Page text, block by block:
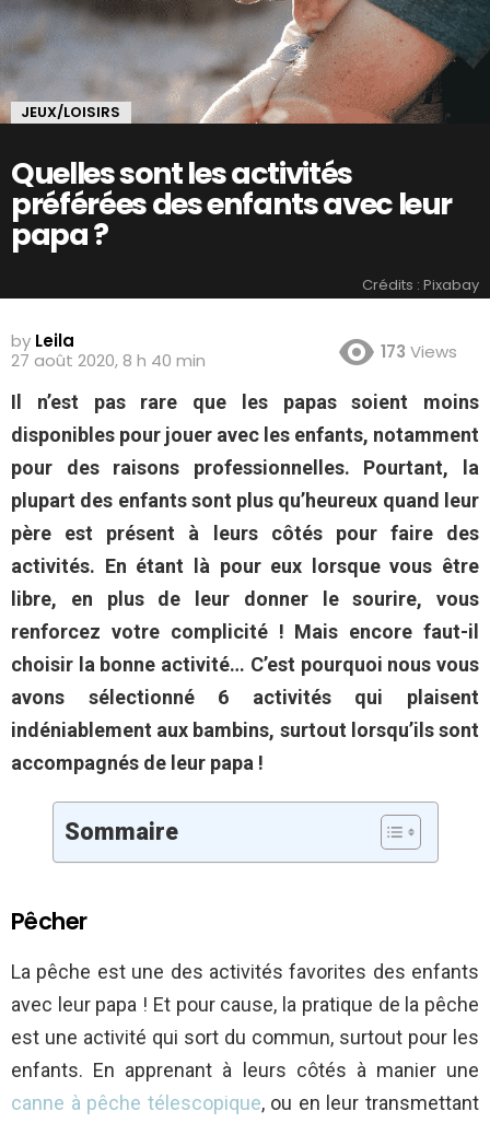
JEUX/LOISIRS
Quelles sont les activités
préférées des enfants avec leur
papa ?
Crédits : Pixabay
by Leila
27 août 2020, 8 h 40 min
173 Views
Il n’est pas rare que les papas soient moins
disponibles pour jouer avec les enfants, notamment
pour des raisons professionnelles. Pourtant, la
plupart des enfants sont plus qu’heureux quand leur
père est présent à leurs côtés pour faire des
activités. En étant là pour eux lorsque vous être
libre, en plus de leur donner le sourire, vous
renforcez votre complicité ! Mais encore faut-il
choisir la bonne activité… C’est pourquoi nous vous
avons sélectionné 6 activités qui plaisent
indéniablement aux bambins, surtout lorsqu’ils sont
accompagnés de leur papa !
Sommaire
Pêcher
La pêche est une des activités favorites des enfants
avec leur papa ! Et pour cause, la pratique de la pêche
est une activité qui sort du commun, surtout pour les
enfants. En apprenant à leurs côtés à manier une
canne à pêche télescopique, ou en leur transmettant